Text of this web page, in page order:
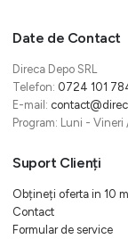
Date de Contact
Direca Depo SRL
Telefon: 0724 101
E-mail:
Program: Luni -
Suport Clienți
Obțineți oferta in 10
Contact
Formular de service